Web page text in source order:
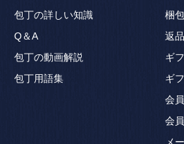
包丁の詳しい知識
Q＆A
包丁の動画解説
包丁用語集
梱
返
ギ
ギ
会
会
メ